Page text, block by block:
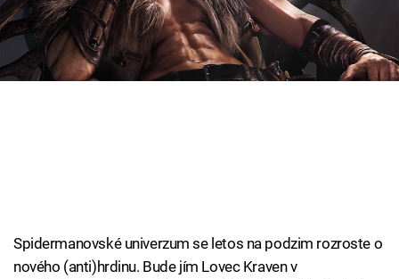
Cool Esport
Pořady
Sledujte nás
Spidermanovské univerzum se letos na podzim rozroste o
nového (anti)hrdinu. Bude jím Lovec Kraven v